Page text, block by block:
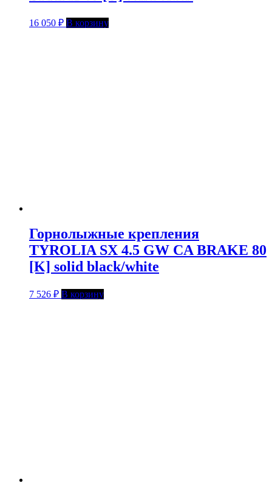
16 050 ₽ В корзину
Горнолыжные крепления
TYROLIA SX 4.5 GW CA BRAKE 80
[K] solid black/white
7 526 ₽ В корзину